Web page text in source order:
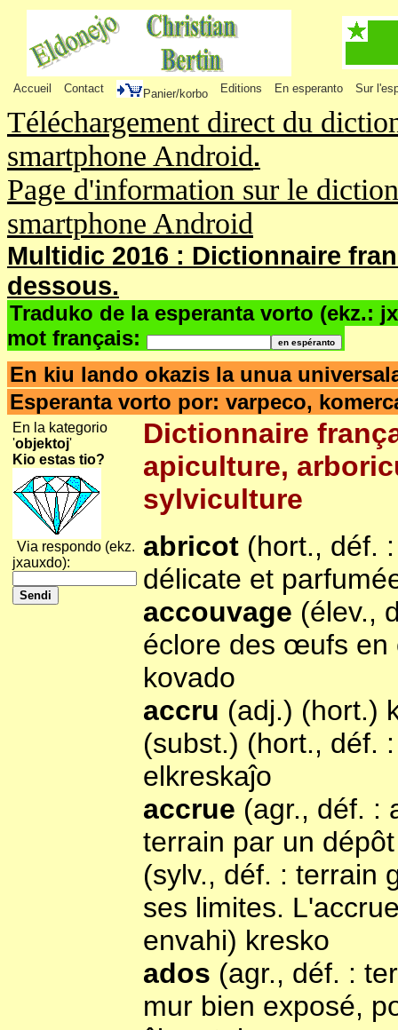
Accueil Contact Panier/korbo Editions En esperanto Sur
Téléchargement direct du
smartphone Android.
Page d'information sur le
smartphone Android
Multidic 2016 : Dictionnaire
dessous.
Traduko de la esperanta vorto (ekz.:
mot français:
En kiu lando okazis la unua
Esperanta vorto por: varpeco,
En la kategorio
'objektoj'
Kio estas tio?
Via respondo (ekz.
jxauxdo):
Dictionnaire
apiculture,
sylviculture
abricot (hort., déf.
délicate et
accouvage (élev.,
éclore des œufs en
kovado
accru (adj.) (hort.)
(subst.) (hort., déf.
elkreskaĵo
accrue (agr., déf. :
terrain par un
(sylv., déf. : terrain
ses limites.
envahi) kresko
ados (agr., déf. :
mur bien exposé,